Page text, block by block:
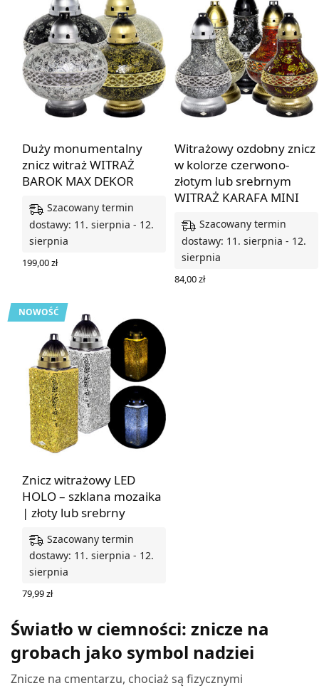
Duży monumentalny
znicz witraż WITRAŻ
BAROK MAX DEKOR
Szacowany termin
dostawy: 11. sierpnia - 12.
sierpnia
199,00zł
Witrażowy ozdobny znicz
w kolorze czerwono-
złotym lub srebrnym
WITRAŻ KARAFA MINI
Szacowany termin
dostawy: 11. sierpnia - 12.
sierpnia
84,00zł
NOWOŚĆ
Znicz witrażowy LED
HOLO – szklana mozaika
| złoty lub srebrny
Szacowany termin
dostawy: 11. sierpnia - 12.
sierpnia
79,99zł
Światło w ciemności: znicze na
grobach jako symbol nadziei
Znicze na cmentarzu, chociaż są fizycznymi